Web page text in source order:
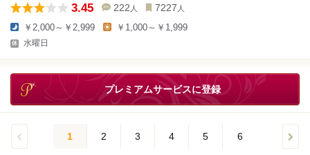
3.45 222 人 7227 人
￥2,000～￥2,999 ￥1,000～￥1,999
水曜日
プレミアムサービスに登録
1 2 3 4 5 6